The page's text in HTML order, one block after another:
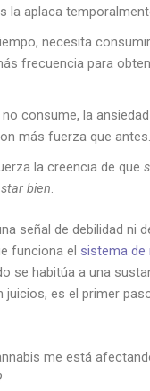
la aplaca
necesita
frecuencia para
no consume, la
más fuerza que antes.
la creencia de que
bien.
señal de debilidad ni
funciona el sistema de
se habitúa a una
juicios, es el primer
me está